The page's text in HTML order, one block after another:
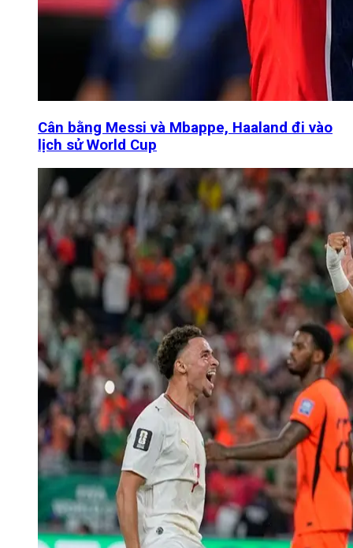
Cân bằng Messi và Mbappe, Haaland đi vào
lịch sử World Cup